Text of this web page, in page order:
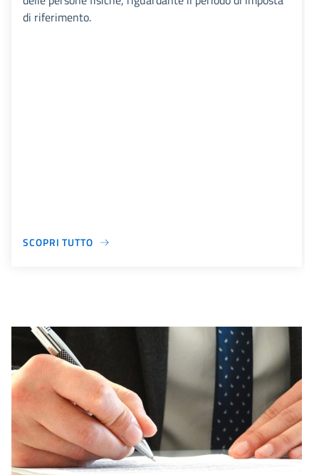
di riferimento.
SCOPRI TUTTO